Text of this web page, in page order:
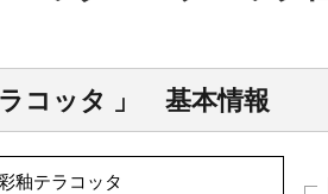
ラコッタ 」 基本情報
釉テラコッタ